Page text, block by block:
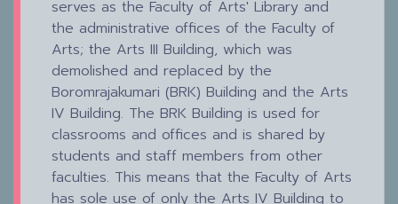
serves as the Faculty of Arts' Library and
the administrative offices of the Faculty of
Arts; the Arts III Building, which was
demolished and replaced by the
Boromrajakumari (BRK) Building and the Arts
IV Building. The BRK Building is used for
classrooms and offices and is shared by
students and staff members from other
faculties. This means that the Faculty of Arts
has sole use of only the Arts IV Building to